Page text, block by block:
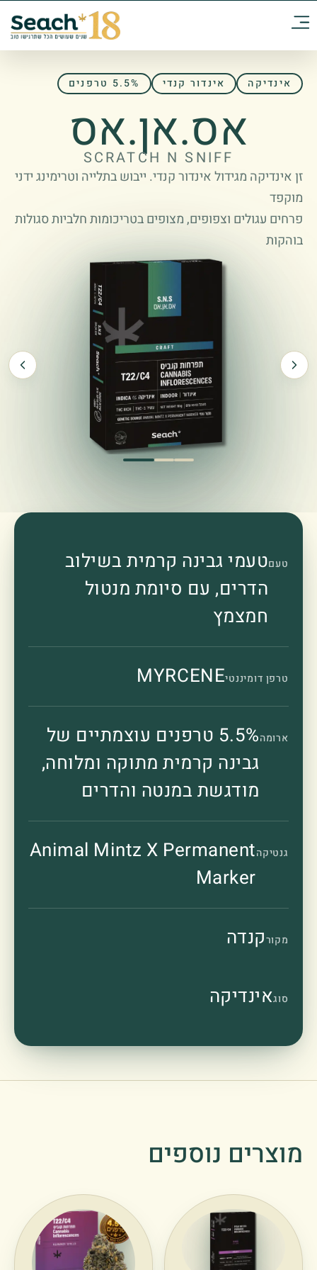
אינדיקה אינדור קנדי 5.5% טרפנים
אס.אן.אס
SCRATCH N SNIFF
זן אינדיקה מגידול אינדור קנדי. ייבוש בתלייה וטרימינג ידני
מוקפד
פרחים עגולים וצפופים, מצופים בטריכומות חלביות סגולות
בוהקות
טעםטעמי גבינה קרמית בשילוב
הדרים, עם סיומת מנטול
חמצמץ
טרפן דומיננטיMYRCENE
ארומה
5.5% טרפנים עוצמתיים של
גבינה קרמית מתוקה ומלוחה,
מודגשת במנטה והדרים
גנטיקהAnimal Mintz X Permanent
Marker
מקורקנדה
סוגאינדיקה
מוצרים נוספים